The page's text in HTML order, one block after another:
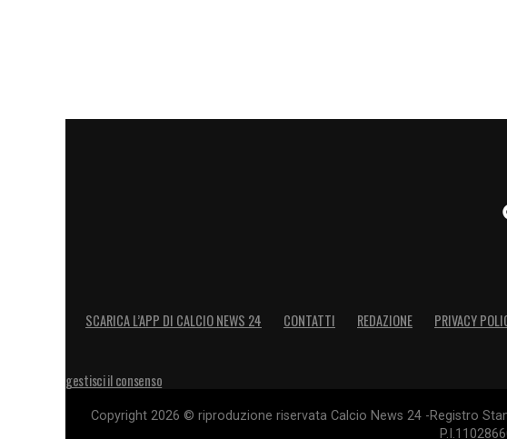
SCARICA L’APP DI CALCIO NEWS 24 CONTATTI REDAZIONE PRIVACY
gestisci il consenso
Copyright 2026 © riproduzione riservata Calcio News 24 -Registro